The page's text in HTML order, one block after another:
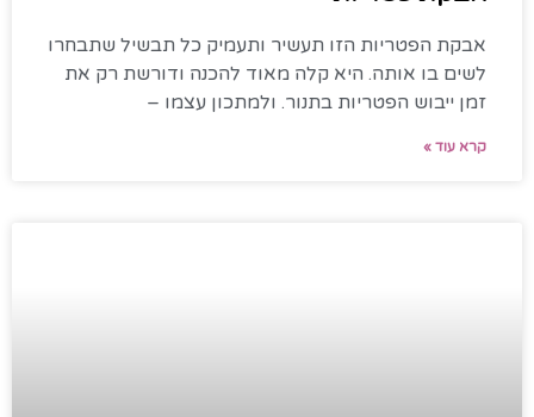
אבקת הפטריות הזו תעשיר ותעמיק כל תבשיל שתבחרו
לשים בו אותה. היא קלה מאוד להכנה ודורשת רק את
זמן ייבוש הפטריות בתנור. ולמתכון עצמו –
קרא עוד »